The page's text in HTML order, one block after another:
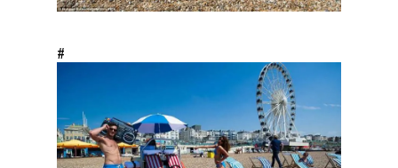
#